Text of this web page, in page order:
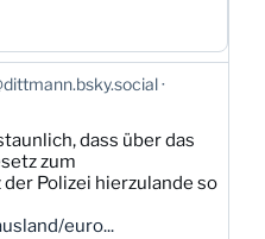
dass über das
zum
Polizei hierzulande so
euro...